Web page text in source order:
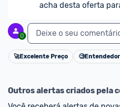
acha desta oferta
0 Deixe o seu
🚀Excelente Preço 🧐
Outros alertas criados pela